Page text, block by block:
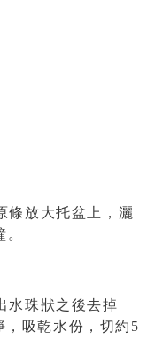
條放大托盆上，灑
。
水珠狀之後去掉
吸乾水份，切約 5